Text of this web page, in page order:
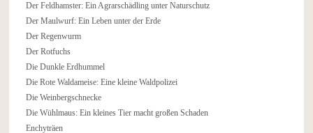
Der Feldhamster: Ein Agrarschädling unter Naturschutz
Der Maulwurf: Ein Leben unter der Erde
Der Regenwurm
Der Rotfuchs
Die Dunkle Erdhummel
Die Rote Waldameise: Eine kleine Waldpolizei
Die Weinbergschnecke
Die Wühlmaus: Ein kleines Tier macht großen Schaden
Enchyträen